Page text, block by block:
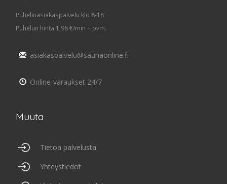
Puhelinasiakaspalvelu klo 8-18
Puhelun hinta 1,98 €/min + pvm.
asiakaspalvelu@saunaonline.fi
Online-varaukset 24/7
Muuta
Tietoa palvelusta
Yhteystiedot